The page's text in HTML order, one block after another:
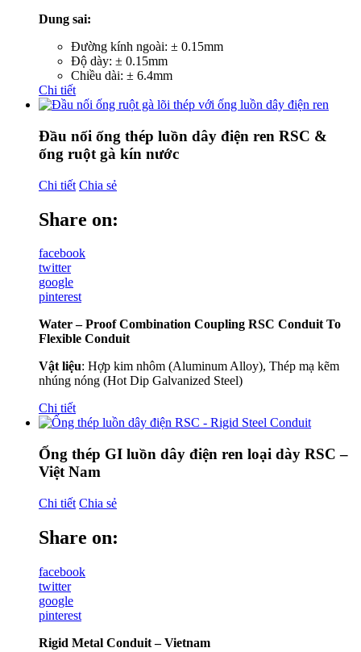
Dung sai:
Đường kính ngoài: ± 0.15mm
Độ dày: ± 0.15mm
Chiều dài: ± 6.4mm
Chi tiết
Đầu nối ống thép luồn dây điện ren RSC &
ống ruột gà kín nước
Chi tiết Chia sẻ
Share on:
facebook
twitter
google
pinterest
Water – Proof Combination Coupling RSC Conduit To
Flexible Conduit
Vật liệu: Hợp kim nhôm (Aluminum Alloy), Thép mạ kẽm
nhúng nóng (Hot Dip Galvanized Steel)
Chi tiết
Ống thép GI luồn dây điện ren loại dày RSC –
Việt Nam
Chi tiết Chia sẻ
Share on:
facebook
twitter
google
pinterest
Rigid Metal Conduit – Vietnam